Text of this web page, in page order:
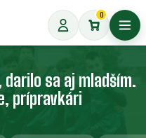
0
sa aj mladším.
prípravkári